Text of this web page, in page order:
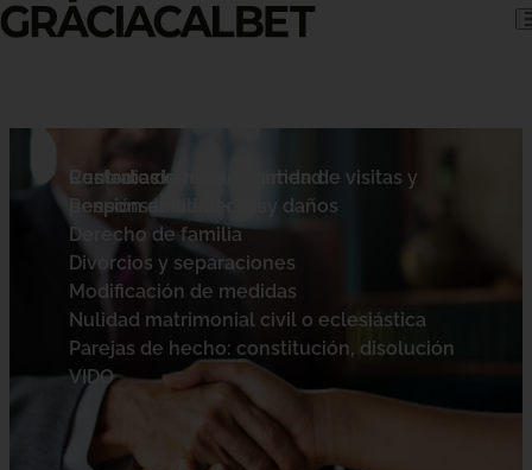
Skip to content
Contratos civiles
Custodia de hijos, régimen de visitas y
pensión de alimentos
Derecho de familia
Divorcios y separaciones
Modificación de medidas
Nulidad matrimonial civil o eclesiástica
Parejas de hecho: constitución, disolución
VIDO
Reclamaciones de cantidad
Responsabilidad civil y daños